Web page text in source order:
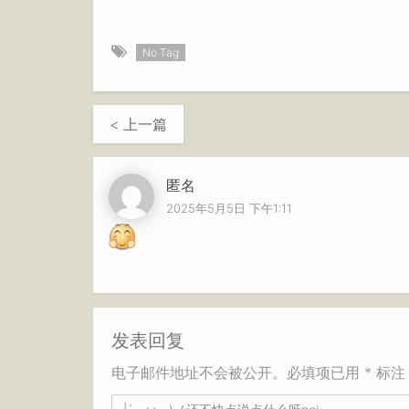
No Tag
< 上一篇
匿名
2025年5月5日 下午1:11
发表回复
电子邮件地址不会被公开。必填项已用 * 标注